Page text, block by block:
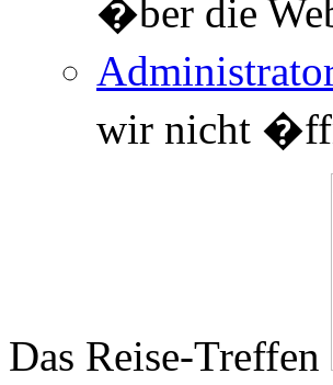
�ber die
wir nicht
Das Reise-Treffen